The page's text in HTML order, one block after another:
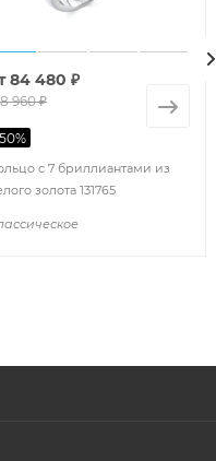
с 7 бриллиантами из
золота 131765
84 480 ₽
960 ₽
50%